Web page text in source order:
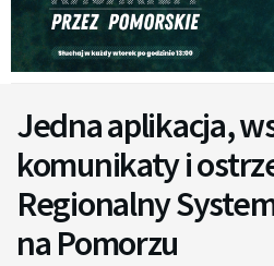
Jedna aplikacja,
komunikaty i
Regionalny
na Pomorzu